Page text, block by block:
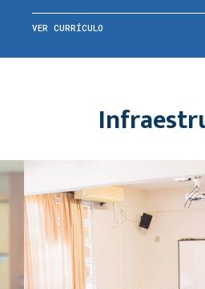
VER CURRÍCULO